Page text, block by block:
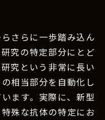
さらに一歩踏み込ん
究の特定部分にとど
究という非常に長い
相当部分を自動化し
ます。実際に、新型
殊な抗体の特定にお